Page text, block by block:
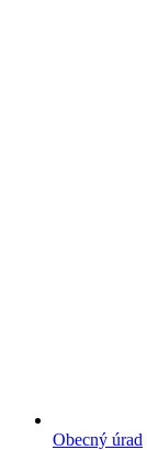
Obecný úrad